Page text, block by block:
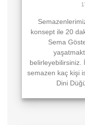
konsept ile 20
Sema
belirleyebilirsiniz.
semazen kaç kişi
Dini